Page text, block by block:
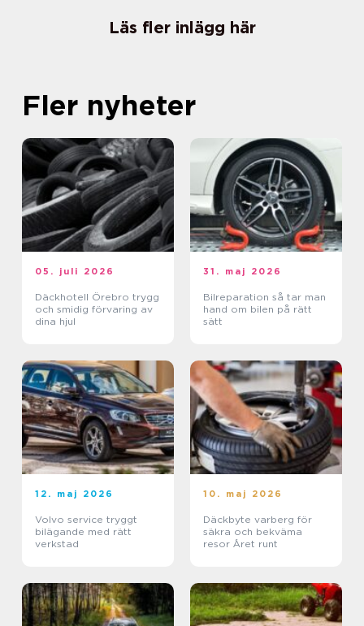
Läs fler inlägg här
Fler nyheter
05. juli 2026
Däckhotell Örebro trygg
och smidig förvaring av
dina hjul
31. maj 2026
Bilreparation så tar man
hand om bilen på rätt
sätt
12. maj 2026
Volvo service tryggt
bilägande med rätt
verkstad
10. maj 2026
Däckbyte varberg för
säkra och bekväma
resor Året runt